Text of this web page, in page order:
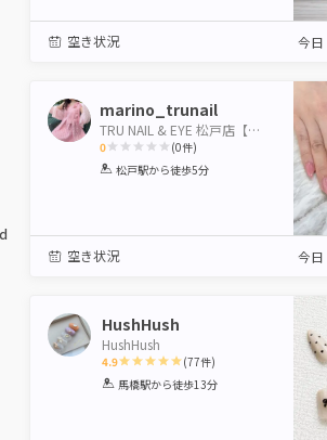
空き状況 今日
marino_trunail
TRU NAIL & EYE 松戸店【トゥルーネイル＆アイ】
0
1 2 3 4 5
(0件)
松戸駅から徒歩5分
空き状況 今日
HushHush
HushHush
4.9
1 2 3 4 5
(77件)
馬橋駅から徒歩13分